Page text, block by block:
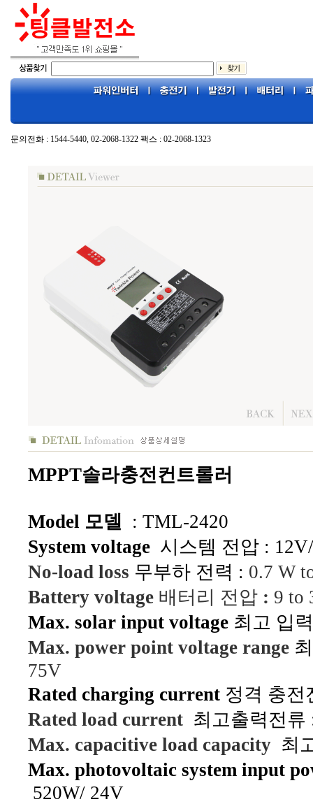
문의전화 : 1544-5440, 02-2068-1322 팩스 : 02-2068-1323
MPPT솔라충전컨트롤러
Model 모델 : TML-2420
System voltage 시스템 전압 :
No-load loss 무부하 전력 : 0.7 W
Battery voltage 배터리 전압 : 9 to
Max. solar input voltage 최고 입
Max. power point voltage range
75V
Rated charging current 정격 충전
Rated load current 최고출력전류
Max. capacitive load capacity 최
Max. photovoltaic system input
520W/ 24V